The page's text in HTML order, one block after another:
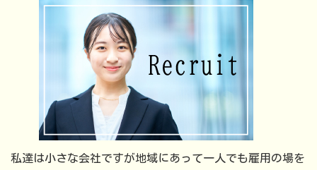
私達は小さな会社ですが地域にあって一人でも雇用の場を